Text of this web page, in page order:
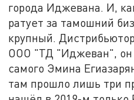
города Иджевана. И,
ратует за тамошний
крупный.
ООО "ТД "Иджеван", он
самого Эмина
там прошло лишь три